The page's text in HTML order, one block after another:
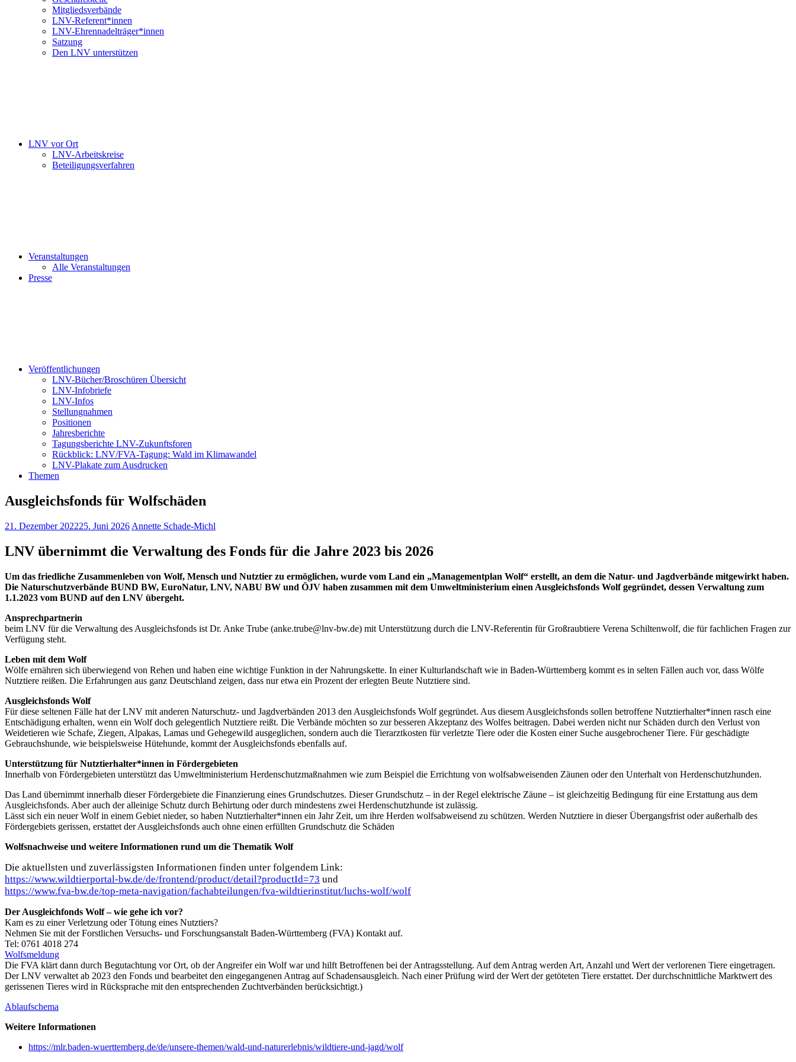
Mitgliedsverbände
LNV-Referent*innen
LNV-Ehrennadelträger*innen
Satzung
Den LNV unterstützen
LNV vor Ort
LNV-Arbeitskreise
Beteiligungsverfahren
Veranstaltungen
Alle Veranstaltungen
Presse
Veröffentlichungen
LNV-Bücher/Broschüren Übersicht
LNV-Infobriefe
LNV-Infos
Stellungnahmen
Positionen
Jahresberichte
Tagungsberichte LNV-Zukunftsforen
Rückblick: LNV/FVA-Tagung: Wald im Klimawandel
LNV-Plakate zum Ausdrucken
Themen
Ausgleichsfonds für Wolfschäden
21. Dezember 202225. Juni 2026 Annette Schade-Michl
LNV übernimmt die Verwaltung des Fonds für die Jahre 2023 bis 2026
Um das friedliche Zusammenleben von Wolf, Mensch und Nutztier zu ermöglichen, wurde vom Land ein „Managementplan Wolf“ erstellt, an dem die Natur- und Jagdverbände mitgewirkt haben.
Die Naturschutzverbände BUND BW, EuroNatur, LNV, NABU BW und ÖJV haben zusammen mit dem Umweltministerium einen Ausgleichsfonds Wolf gegründet, dessen Verwaltung zum
1.1.2023 vom BUND auf den LNV übergeht.
Ansprechpartnerin
beim LNV für die Verwaltung des Ausgleichsfonds ist Dr. Anke Trube (anke.trube@lnv-bw.de) mit Unterstützung durch die LNV-Referentin für Großraubtiere Verena Schiltenwolf, die für fachlichen Fragen zur
Verfügung steht.
Leben mit dem Wolf
Wölfe ernähren sich überwiegend von Rehen und haben eine wichtige Funktion in der Nahrungskette. In einer Kulturlandschaft wie in Baden-Württemberg kommt es in selten Fällen auch vor, dass Wölfe
Nutztiere reißen. Die Erfahrungen aus ganz Deutschland zeigen, dass nur etwa ein Prozent der erlegten Beute Nutztiere sind.
Ausgleichsfonds Wolf
Für diese seltenen Fälle hat der LNV mit anderen Naturschutz- und Jagdverbänden 2013 den Ausgleichsfonds Wolf gegründet. Aus diesem Ausgleichsfonds sollen betroffene Nutztierhalter*innen rasch eine
Entschädigung erhalten, wenn ein Wolf doch gelegentlich Nutztiere reißt. Die Verbände möchten so zur besseren Akzeptanz des Wolfes beitragen. Dabei werden nicht nur Schäden durch den Verlust von
Weidetieren wie Schafe, Ziegen, Alpakas, Lamas und Gehegewild ausgeglichen, sondern auch die Tierarztkosten für verletzte Tiere oder die Kosten einer Suche ausgebrochener Tiere. Für geschädigte
Gebrauchshunde, wie beispielsweise Hütehunde, kommt der Ausgleichsfonds ebenfalls auf.
Unterstützung für Nutztierhalter*innen in Fördergebieten
Innerhalb von Fördergebieten unterstützt das Umweltministerium Herdenschutzmaßnahmen wie zum Beispiel die Errichtung von wolfsabweisenden Zäunen oder den Unterhalt von Herdenschutzhunden.
Das Land übernimmt innerhalb dieser Fördergebiete die Finanzierung eines Grundschutzes. Dieser Grundschutz – in der Regel elektrische Zäune – ist gleichzeitig Bedingung für eine Erstattung aus dem
Ausgleichsfonds. Aber auch der alleinige Schutz durch Behirtung oder durch mindestens zwei Herdenschutzhunde ist zulässig.
Lässt sich ein neuer Wolf in einem Gebiet nieder, so haben Nutztierhalter*innen ein Jahr Zeit, um ihre Herden wolfsabweisend zu schützen. Werden Nutztiere in dieser Übergangsfrist oder außerhalb des
Fördergebiets gerissen, erstattet der Ausgleichsfonds auch ohne einen erfüllten Grundschutz die Schäden
Wolfsnachweise und weitere Informationen rund um die Thematik Wolf
Die aktuellsten und zuverlässigsten Informationen finden unter folgendem Link:
https://www.wildtierportal-bw.de/de/frontend/product/detail?productId=73 und
https://www.fva-bw.de/top-meta-navigation/fachabteilungen/fva-wildtierinstitut/luchs-wolf/wolf
Der Ausgleichfonds Wolf – wie gehe ich vor?
Kam es zu einer Verletzung oder Tötung eines Nutztiers?
Nehmen Sie mit der Forstlichen Versuchs- und Forschungsanstalt Baden-Württemberg (FVA) Kontakt auf.
Tel: 0761 4018 274
Wolfsmeldung
Die FVA klärt dann durch Begutachtung vor Ort, ob der Angreifer ein Wolf war und hilft Betroffenen bei der Antragsstellung. Auf dem Antrag werden Art, Anzahl und Wert der verlorenen Tiere eingetragen.
Der LNV verwaltet ab 2023 den Fonds und bearbeitet den eingegangenen Antrag auf Schadensausgleich. Nach einer Prüfung wird der Wert der getöteten Tiere erstattet. Der durchschnittliche Marktwert des
gerissenen Tieres wird in Rücksprache mit den entsprechenden Zuchtverbänden berücksichtigt.)
Ablaufschema
Weitere Informationen
https://mlr.baden-wuerttemberg.de/de/unsere-themen/wald-und-naturerlebnis/wildtiere-und-jagd/wolf